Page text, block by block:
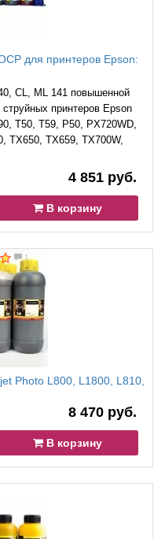
для принтеров Epson:
CL, ML 141 повышенной
принтеров Epson
T50, T59, P50, PX720WD,
TX650, TX659, TX700W,
4 851 руб.
В корзину
1
Photo L800, L1800, L810,
8 470 руб.
В корзину